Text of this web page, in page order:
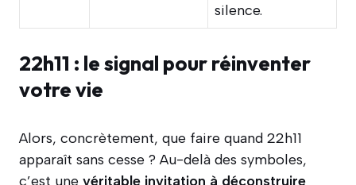
silence.
22h11 : le signal pour réinventer
votre vie
Alors, concrètement, que faire quand 22h11
apparaît sans cesse ? Au-delà des symboles,
c’est une véritable invitation à déconstruire